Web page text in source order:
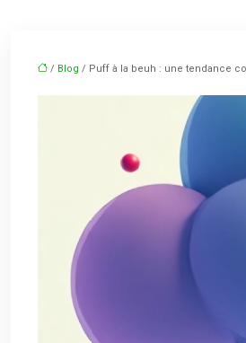
/ Blog / Puff à la beuh : une tendance